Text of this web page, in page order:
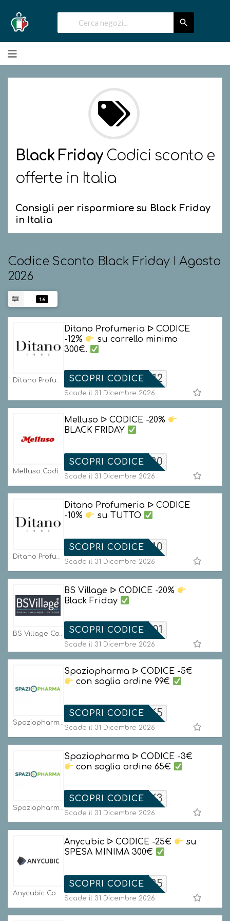
to
content
Black FridayCodici sconto e
offerte in Italia
Consigli per risparmiare su Black Friday
in Italia
Codice Sconto Black Friday I Agosto
2026
16
Ditano Profumeria Codici
Ditano Profumeria ᐅ CODICE
-12%
su carrello minimo
300€.
XMAS12
SCOPRI CODICE
Scade il 31 Dicembre 2026
Melluso Codici
Melluso ᐅ CODICE -20%
BLACK FRIDAY
REMIUM20
SCOPRI CODICE
Scade il 31 Dicembre 2026
Ditano Profumeria Codici
Ditano Profumeria ᐅ CODICE
-10%
su TUTTO
BLACK10
SCOPRI CODICE
Scade il 31 Dicembre 2026
BS Village Codici
BS Village ᐅ CODICE -20%
Black Friday
DAY20-01
SCOPRI CODICE
Scade il 31 Dicembre 2026
Spaziopharma Codici
Spaziopharma ᐅ CODICE -5€
con soglia ordine 99€
BLACK5
SCOPRI CODICE
Scade il 31 Dicembre 2026
Spaziopharma Codici
Spaziopharma ᐅ CODICE -3€
con soglia ordine 65€
BLACK3
SCOPRI CODICE
Scade il 31 Dicembre 2026
Anycubic Codici
Anycubic ᐅ CODICE -25€
su
SPESA MINIMA 300€
ACFAN25
SCOPRI CODICE
Scade il 31 Dicembre 2026